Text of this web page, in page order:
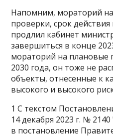
Напомним, мораторий
проверки, срок действия
продлил кабинет
завершиться в конце
мораторий на плановые
2030 года, он тоже не
объекты, отнесенные к
высокого и высокого
1 С текстом
14 декабря 2023 г. №
в постановление